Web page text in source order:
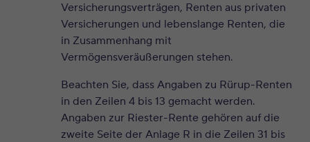
Versicherungsverträgen, Renten aus privaten
Versicherungen und lebenslange Renten, die
in Zusammenhang mit
Vermögensveräußerungen stehen.
Beachten Sie, dass Angaben zu Rürup-Renten
in den Zeilen 4 bis 13 gemacht werden.
Angaben zur Riester-Rente gehören auf die
zweite Seite der Anlage R in die Zeilen 31 bis